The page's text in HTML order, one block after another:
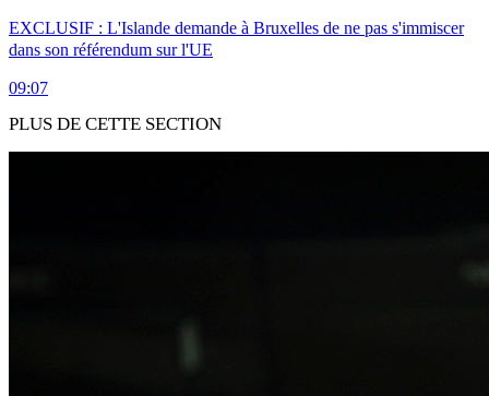
EXCLUSIF : L'Islande demande à Bruxelles de ne pas s'immiscer
dans son référendum sur l'UE
09:07
PLUS DE CETTE SECTION